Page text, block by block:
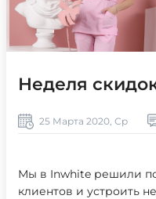
Неделя
25 Марта 2020, Ср
Мы в Inwhite решили
клиентов и устроить